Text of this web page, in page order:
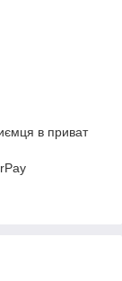
в приват